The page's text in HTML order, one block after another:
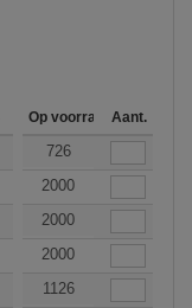
144-287 288 + Meer
Op voorraadAant.
7.30
726
7.30
2000
7.30
2000
7.30
2000
7.30
1126